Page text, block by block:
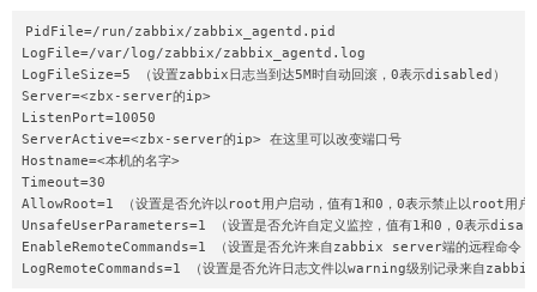
PidFile=/run/zabbix/zabbix_agentd.pid
LogFile=/var/log/zabbix/zabbix_agentd.log
LogFileSize=5 （设置zabbix日志当到达5M时自动回滚，0表示disabled）
Server=<zbx-server的ip>
ListenPort=10050
ServerActive=<zbx-server的ip> 在这里可以改变端口号
Hostname=<本机的名字>
Timeout=30
AllowRoot=1 （设置是否允许以root用户启动，值有1和0，0表示禁止以root用户
UnsafeUserParameters=1 （设置是否允许自定义监控，值有1和0，0表示
EnableRemoteCommands=1 （设置是否允许来自zabbix server端的远程命令，
LogRemoteCommands=1 （设置是否允许日志文件以warning级别记录来自